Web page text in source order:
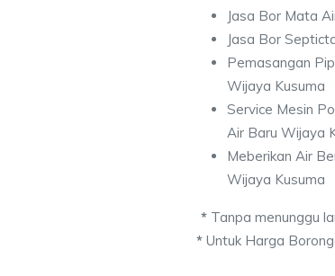
Jasa Bor Mata
Jasa Bor
Pemasangan
Wijaya Kusuma
Service Mesin
Air Baru Wijaya
Meberikan Air
Wijaya Kusuma
* Tanpa menunggu
* Untuk Harga